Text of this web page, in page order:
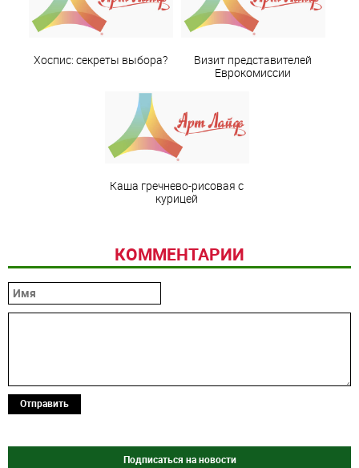
Хоспис: секреты выбора?
Визит представителей
Еврокомиссии
Каша гречнево-рисовая с
курицей
КОММЕНТАРИИ
Отправить
Подписаться на новости